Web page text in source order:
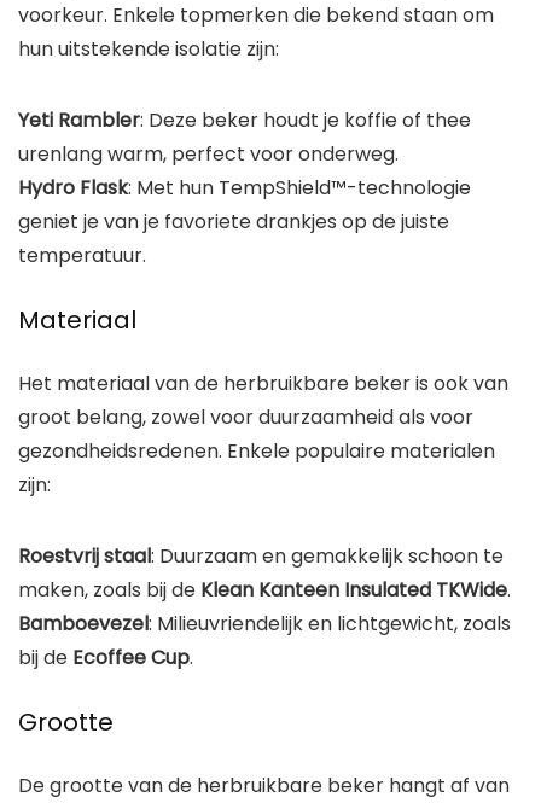
voorkeur. Enkele topmerken die bekend staan om
hun uitstekende isolatie zijn:
Yeti Rambler: Deze beker houdt je koffie of thee
urenlang warm, perfect voor onderweg.
Hydro Flask: Met hun TempShield™-technologie
geniet je van je favoriete drankjes op de juiste
temperatuur.
Materiaal
Het materiaal van de herbruikbare beker is ook van
groot belang, zowel voor duurzaamheid als voor
gezondheidsredenen. Enkele populaire materialen
zijn:
Roestvrij staal: Duurzaam en gemakkelijk schoon te
maken, zoals bij de Klean Kanteen Insulated TKWide.
Bamboevezel: Milieuvriendelijk en lichtgewicht, zoals
bij de Ecoffee Cup.
Grootte
De grootte van de herbruikbare beker hangt af van